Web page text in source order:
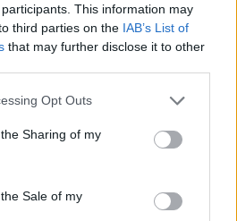
participants. This information may
third parties on the IAB’s List of
that may further disclose it to other
app uses one or more Google
usage behaviour. You may click to
Google and its third-party tags to
purposes in below Google
Opt Outs
Sharing of my
Sale of my
Szolgáltató Kft.